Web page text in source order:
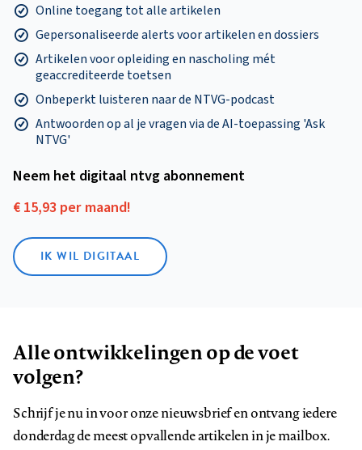
Online toegang tot alle artikelen
Gepersonaliseerde alerts voor artikelen en dossiers
Artikelen voor opleiding en nascholing mét
geaccrediteerde toetsen
Onbeperkt luisteren naar de NTVG-podcast
Antwoorden op al je vragen via de AI-toepassing 'Ask
NTVG'
Neem het digitaal ntvg abonnement
€ 15,93 per maand!
IK WIL DIGITAAL
Alle ontwikkelingen op de voet
volgen?
Schrijf je nu in voor onze nieuwsbrief en ontvang iedere
donderdag de meest opvallende artikelen in je mailbox.